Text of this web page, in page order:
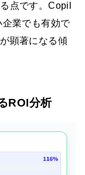
点です。Copil
業でも有効で
顕著になる傾
ROI分析